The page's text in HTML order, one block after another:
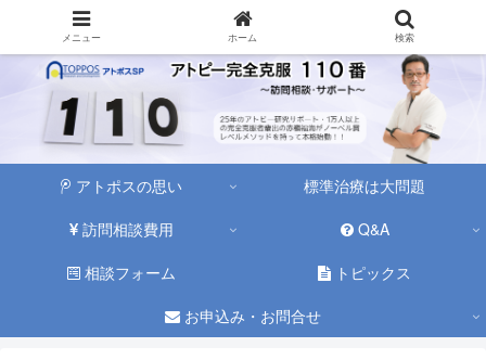
アトポスの思い
標準治療は大問題
訪問相談費用
Q&A
相談フォーム
トピックス
お申込み・お問合せ
メニュー ホーム 検索